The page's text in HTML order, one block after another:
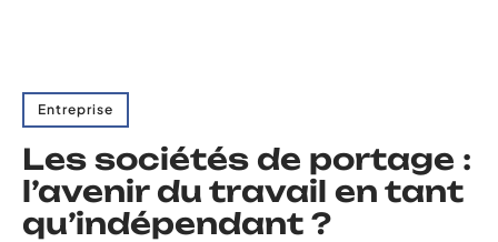
Entreprise
Les sociétés de portage :
l’avenir du travail en tant
qu’indépendant ?